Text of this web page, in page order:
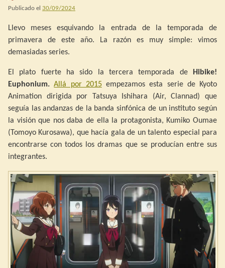
Publicado el 30/09/2024
Llevo meses esquivando la entrada de la temporada de
primavera de este año. La razón es muy simple: vimos
demasiadas series.
El plato fuerte ha sido la tercera temporada de
Hibike!
Euphonium. Allá por 2015empezamos esta serie de Kyoto
Animation dirigida por Tatsuya Ishihara (Air, Clannad) que
seguía las andanzas de la banda sinfónica de un instituto según
la visión que nos daba de ella la protagonista, Kumiko Oumae
(Tomoyo Kurosawa), que hacía gala de un talento especial para
encontrarse con todos los dramas que se producían entre sus
integrantes.